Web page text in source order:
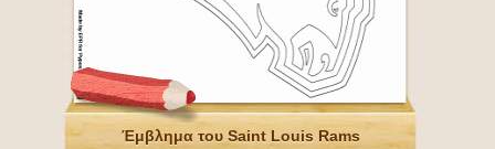
Έμβλημα του Saint Louis Rams